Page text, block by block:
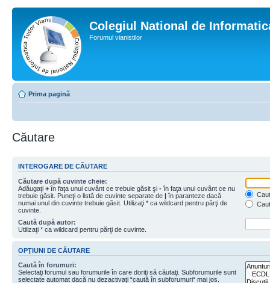
Colegiul National de
Forumul vianistilor
Prima pagină
Căutare
INTEROGARE DE CĂUTARE
Căutare după cuvinte cheie:
Adăugaţi + în faţa unui cuvânt ce trebuie găsit şi - în faţa unui cuvânt ce nu
trebuie găsit. Puneţi o listă de cuvinte separate de | în paranteze dacă
numai unul din cuvinte trebuie găsit. Utilizaţi * ca wildcard pentru părţi de
cuvinte.
Caută după autor:
Utilizaţi * ca wildcard pentru părţi de cuvinte.
OPŢIUNI DE CĂUTARE
Caută în forumuri:
Selectaţi forumul sau forumurile în care doriţi să căutaţi. Subforumurile sunt
selectate automat dacă nu dezactivaţi “caută în subforumuri“ mai jos.